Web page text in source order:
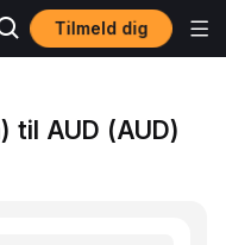
Tilmeld dig
til AUD (AUD)